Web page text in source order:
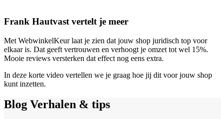
Frank Hautvast vertelt je meer
Met WebwinkelKeur laat je zien dat jouw shop juridisch top voor
elkaar is. Dat geeft vertrouwen en verhoogt je omzet tot wel 15%.
Mooie reviews versterken dat effect nog eens extra.
In deze korte video vertellen we je graag hoe jij dit voor jouw shop
kunt inzetten.
Blog Verhalen & tips